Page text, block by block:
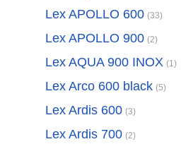
Lex APOLLO 600 (33)
Lex APOLLO 900 (2)
Lex AQUA 900 INOX (1)
Lex Arco 600 black (5)
Lex Ardis 600 (3)
Lex Ardis 700 (2)